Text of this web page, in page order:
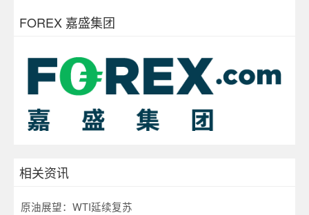
FOREX 嘉盛集团
相关资讯
原油展望：WTI延续复苏